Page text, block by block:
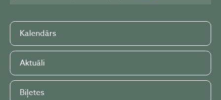
Kalendārs
Aktuāli
Biļetes